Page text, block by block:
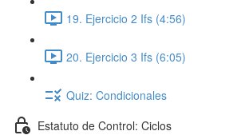
19. Ejercicio 2 Ifs (4:56)
20. Ejercicio 3 Ifs (6:05)
Quiz: Condicionales
Estatuto de Control: Ciclos